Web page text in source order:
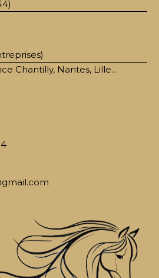
Chantilly, Nantes, Lille...